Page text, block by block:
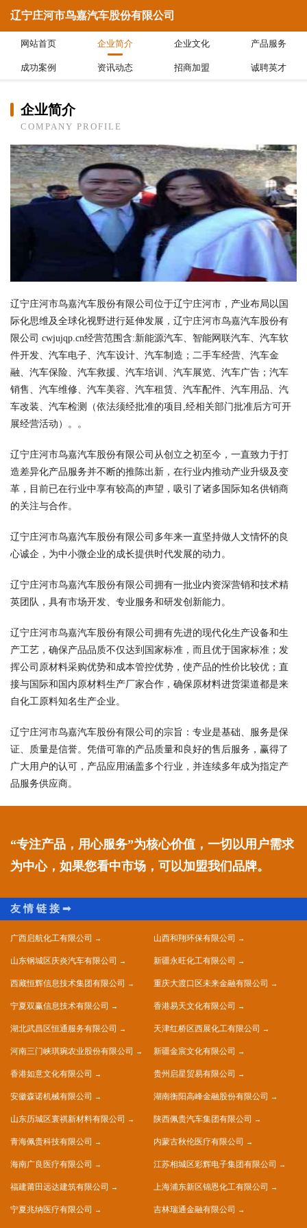
辽宁庄河市鸟嘉汽车股份有限公司
网站首页 企业简介 企业文化 产品服务
成功案例 资讯动态 招商加盟 诚聘英才
企业简介
COMPANY PROFILE
辽宁庄河市鸟嘉汽车股份有限公司位于辽宁庄河市，产业布局以国
际化思维及全球化视野进行延伸发展，辽宁庄河市鸟嘉汽车股份有
限公司 cwjujqp.cn经营范围含:新能源汽车、智能网联汽车、汽车软
件开发、汽车电子、汽车设计、汽车制造；二手车经营、汽车金
融、汽车保险、汽车救援、汽车培训、汽车展览、汽车广告；汽车
销售、汽车维修、汽车美容、汽车租赁、汽车配件、汽车用品、汽
车改装、汽车检测（依法须经批准的项目,经相关部门批准后方可开
展经营活动）。。
辽宁庄河市鸟嘉汽车股份有限公司从创立之初至今，一直致力于打
造差异化产品服务并不断的推陈出新，在行业内推动产业升级及变
革，目前已在行业中享有较高的声望，吸引了诸多国际知名供销商
的关注与合作。
辽宁庄河市鸟嘉汽车股份有限公司多年来一直坚持做人文情怀的良
心诚企，为中小微企业的成长提供时代发展的动力。
辽宁庄河市鸟嘉汽车股份有限公司拥有一批业内资深营销和技术精
英团队，具有市场开发、专业服务和研发创新能力。
辽宁庄河市鸟嘉汽车股份有限公司拥有先进的现代化生产设备和生
产工艺，确保产品品质不仅达到国家标准，而且优于国家标准；发
挥公司原材料采购优势和成本管控优势，使产品的性价比较优；直
接与国际和国内原材料生产厂家合作，确保原材料进货渠道都是来
自化工原料知名生产企业。
辽宁庄河市鸟嘉汽车股份有限公司的宗旨：专业是基础、服务是保
证、质量是信誉。凭借可靠的产品质量和良好的售后服务，赢得了
广大用户的认可，产品应用涵盖多个行业，并连续多年成为指定产
品服务供应商。
“专注产品，用心服务”为核心价值，一切以用户需求
为中心，如果您看中市场，可以加盟我们品牌。
广西启航化工有限公司 山西和翔环保有限公司
山东钢城区庆炎汽车有限公司 新疆永旺化工有限公司
西藏恒辉信息技术集团有限公司 重庆大渡口区未来金融有限公司
宁夏双赢信息技术有限公司 香港易天文化有限公司
湖北武昌区恒通服务有限公司 天津红桥区西展化工有限公司
河南三门峡琪琬农业股份有限公司 新疆金宸文化有限公司
香港如意文化有限公司 贵州启星贸易有限公司
安徽森诺机械有限公司 湖南衡阳高峰金融股份有限公司
山东历城区寰祺新材料有限公司 陕西佩贵汽车集团有限公司
青海佩贵科技有限公司 内蒙古秋伦医疗有限公司
海南广良医疗有限公司 江苏相城区彩辉电子集团有限公司
福建莆田远达建筑有限公司 上海浦东新区锦恩化工有限公司
宁夏兆纳医疗有限公司 吉林瑞通金融有限公司